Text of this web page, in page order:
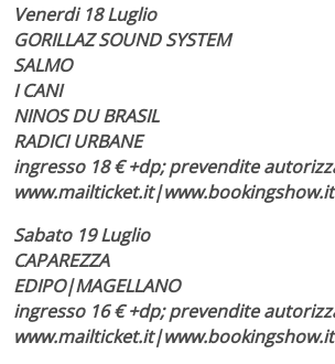
Venerdi 18 Luglio
GORILLAZ SOUND SYSTEM
SALMO
I CANI
NINOS DU BRASIL
RADICI URBANE
ingresso 18 € +dp; prevendite
Sabato 19 Luglio
CAPAREZZA
EDIPO|MAGELLANO
ingresso 16 € +dp; prevendite
www.mailticket.it|www.bookingshow.it